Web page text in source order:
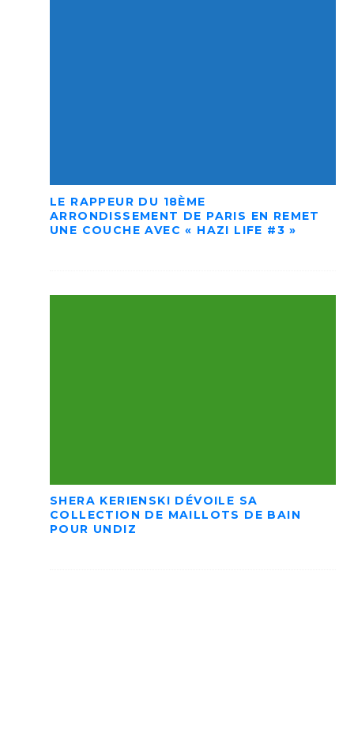
LE RAPPEUR DU 18ÈME
ARRONDISSEMENT DE PARIS EN REMET
UNE COUCHE AVEC « HAZI LIFE #3 »
SHERA KERIENSKI DÉVOILE SA
COLLECTION DE MAILLOTS DE BAIN
POUR UNDIZ